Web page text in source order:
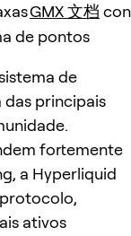
GMX 文档
de pontos
de
principais
fortemente
a Hyperliquid
ativos